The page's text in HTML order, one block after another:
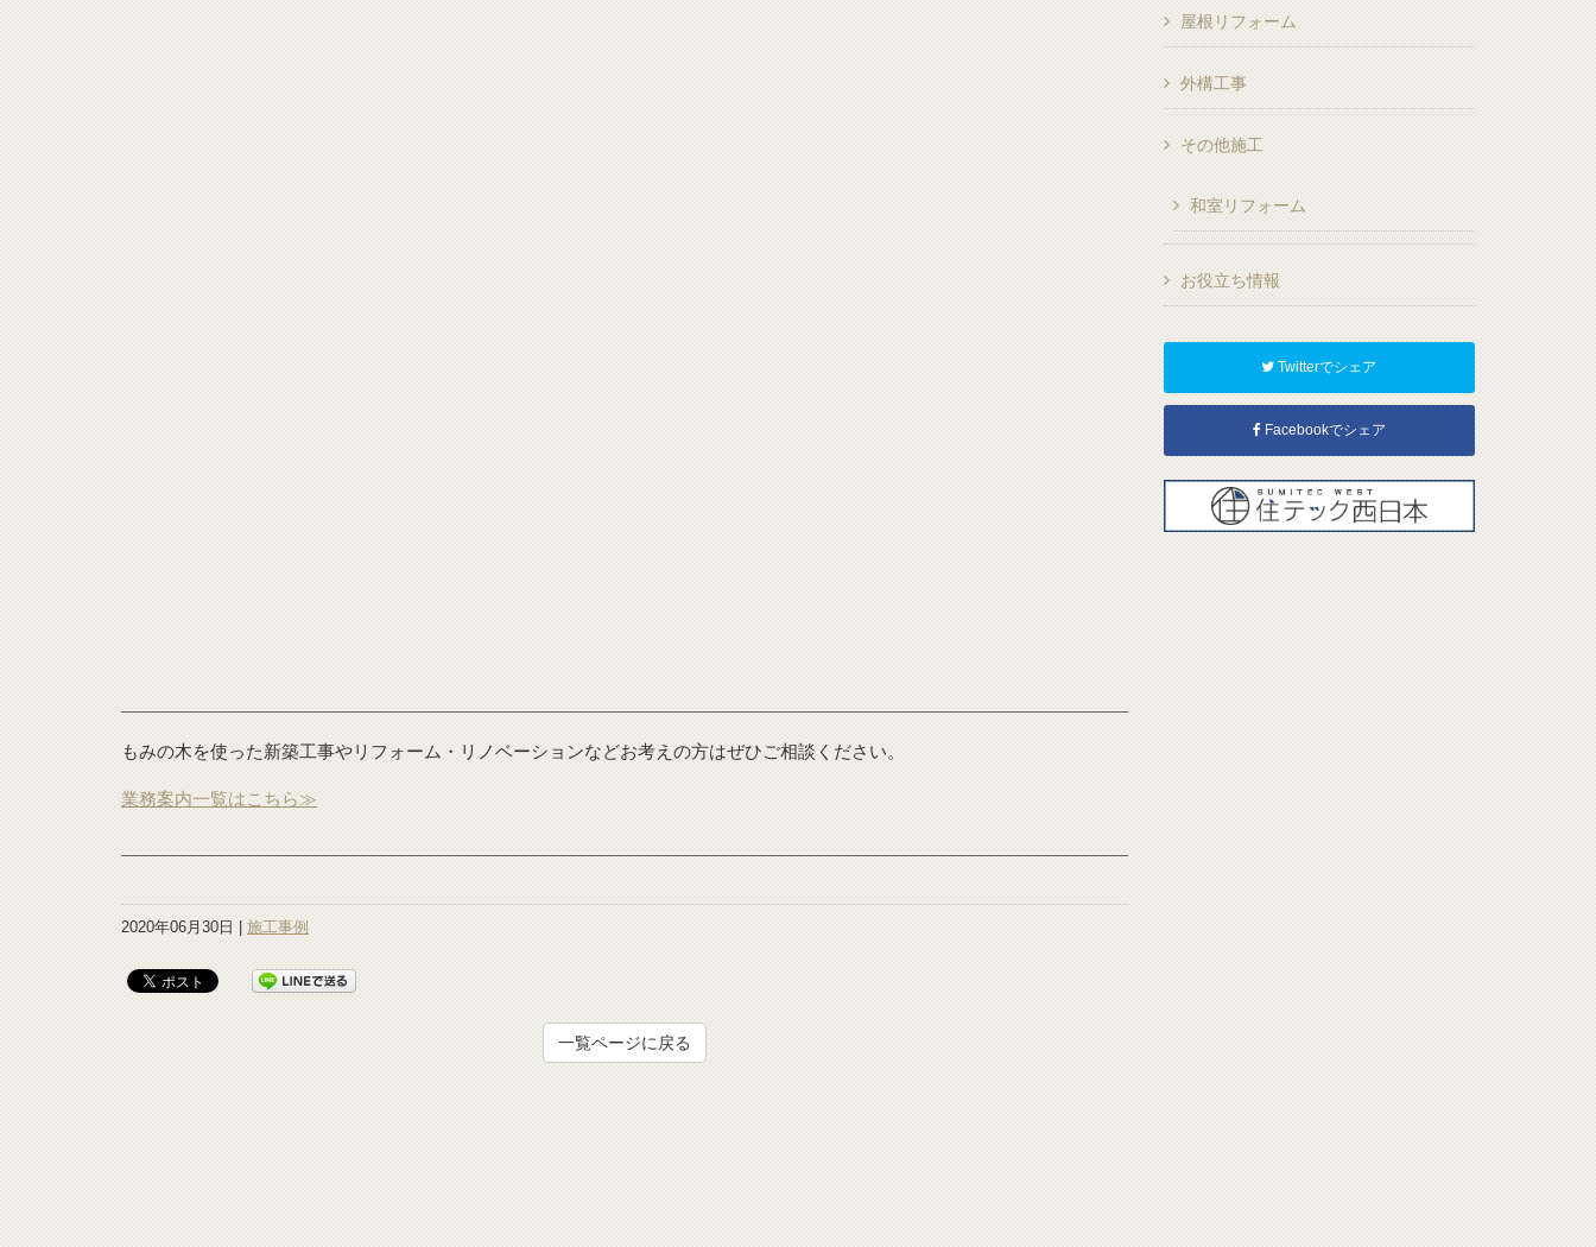
もみの木を使った新築工事やリフォーム・リノベーションなどお考えの方はぜひご相談ください。
業務案内一覧はこちら≫
2020年06月30日 | 施工事例
一覧ページに戻る
屋根リフォーム
外構工事
その他施工
和室リフォーム
お役立ち情報
Twitterでシェア
Facebookでシェア